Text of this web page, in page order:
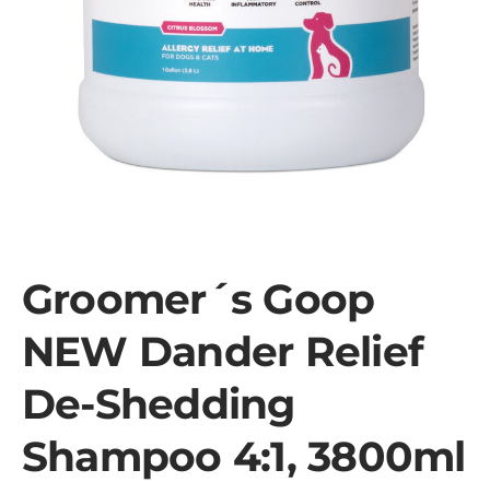
Groomer´s Goop
NEW Dander Relief
De-Shedding
Shampoo 4:1, 3800ml